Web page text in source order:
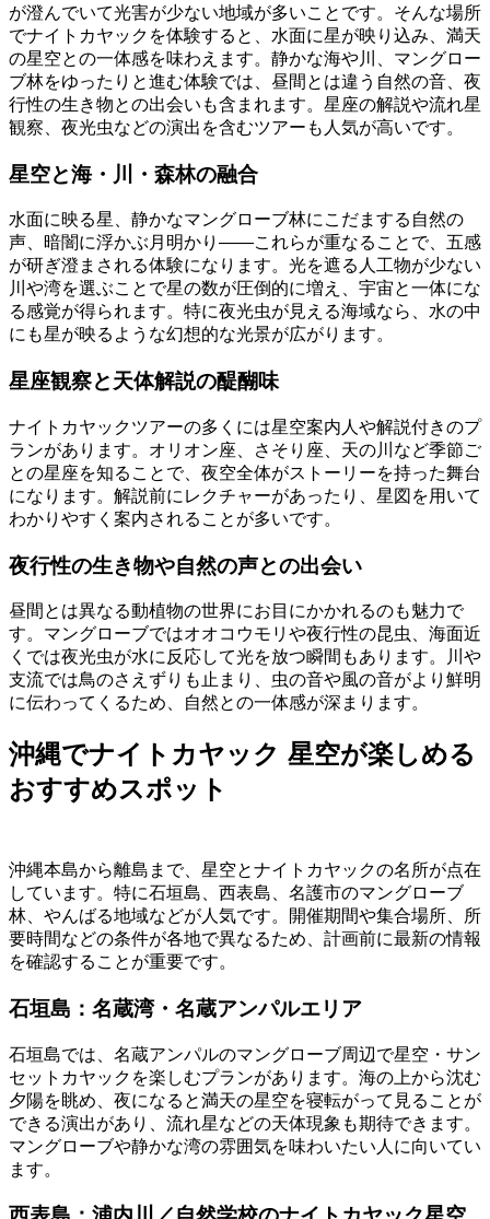
が澄んでいて光害が少ない地域が多いことです。そんな場所
でナイトカヤックを体験すると、水面に星が映り込み、満天
の星空との一体感を味わえます。静かな海や川、マングロー
ブ林をゆったりと進む体験では、昼間とは違う自然の音、夜
行性の生き物との出会いも含まれます。星座の解説や流れ星
観察、夜光虫などの演出を含むツアーも人気が高いです。
星空と海・川・森林の融合
水面に映る星、静かなマングローブ林にこだまする自然の
声、暗闇に浮かぶ月明かり――これらが重なることで、五感
が研ぎ澄まされる体験になります。光を遮る人工物が少ない
川や湾を選ぶことで星の数が圧倒的に増え、宇宙と一体にな
る感覚が得られます。特に夜光虫が見える海域なら、水の中
にも星が映るような幻想的な光景が広がります。
星座観察と天体解説の醍醐味
ナイトカヤックツアーの多くには星空案内人や解説付きのプ
ランがあります。オリオン座、さそり座、天の川など季節ご
との星座を知ることで、夜空全体がストーリーを持った舞台
になります。解説前にレクチャーがあったり、星図を用いて
わかりやすく案内されることが多いです。
夜行性の生き物や自然の声との出会い
昼間とは異なる動植物の世界にお目にかかれるのも魅力で
す。マングローブではオオコウモリや夜行性の昆虫、海面近
くでは夜光虫が水に反応して光を放つ瞬間もあります。川や
支流では鳥のさえずりも止まり、虫の音や風の音がより鮮明
に伝わってくるため、自然との一体感が深まります。
沖縄でナイトカヤック 星空が楽しめる
おすすめスポット
沖縄本島から離島まで、星空とナイトカヤックの名所が点在
しています。特に石垣島、西表島、名護市のマングローブ
林、やんばる地域などが人気です。開催期間や集合場所、所
要時間などの条件が各地で異なるため、計画前に最新の情報
を確認することが重要です。
石垣島：名蔵湾・名蔵アンパルエリア
石垣島では、名蔵アンパルのマングローブ周辺で星空・サン
セットカヤックを楽しむプランがあります。海の上から沈む
夕陽を眺め、夜になると満天の星空を寝転がって見ることが
できる演出があり、流れ星などの天体現象も期待できます。
マングローブや静かな湾の雰囲気を味わいたい人に向いてい
ます。